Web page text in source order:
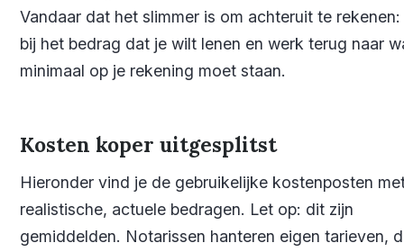
Vandaar dat het slimmer is om achteruit te
bij het bedrag dat je wilt lenen en werk terug naar
minimaal op je rekening moet staan.
Kosten koper uitgesplitst
Hieronder vind je de gebruikelijke kostenposten
realistische, actuele bedragen. Let op: dit zijn
gemiddelden. Notarissen hanteren eigen tarieven,